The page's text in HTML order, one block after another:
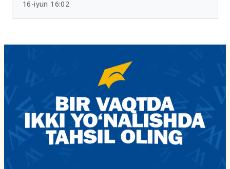
Chet tili sertifikatlari bo‘yicha yangi tartib
tasdiqlandi